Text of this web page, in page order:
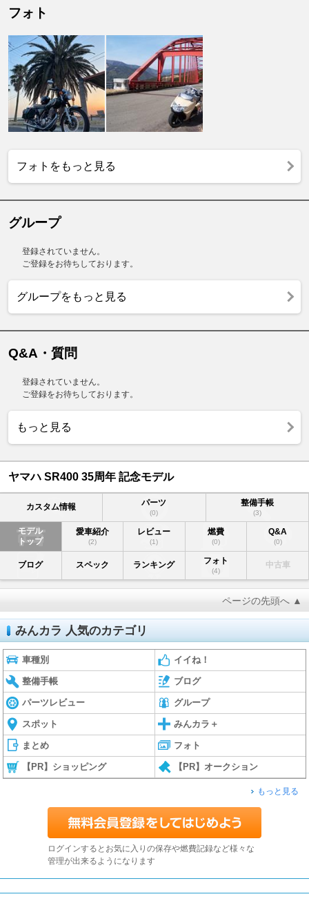
フォト
フォトをもっと見る
グループ
登録されていません。
ご登録をお待ちしております。
グループをもっと見る
Q&A・質問
登録されていません。
ご登録をお待ちしております。
もっと見る
ヤマハ SR400 35周年 記念モデル
カスタム情報 パーツ
(0)
整備手帳
(3)
モデル
トップ
愛車紹介
(2)
レビュー
(1)
燃費
(0)
Q&A
(0)
ブログ スペック ランキング フォト
(4)
中古車
ページの先頭へ ▲
みんカラ 人気のカテゴリ
車種別 イイね！
整備手帳 ブログ
パーツレビュー グループ
スポット みんカラ＋
まとめ フォト
【PR】ショッピング 【PR】オークション
もっと見る
ログインするとお気に入りの保存や燃費記録など様々な
管理が出来るようになります